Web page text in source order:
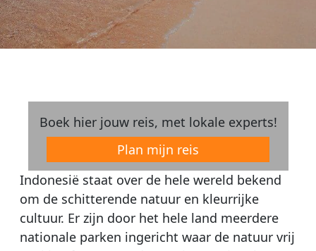
Boek hier jouw reis, met lokale experts!
Plan mijn reis
Indonesië staat over de hele wereld bekend
om de schitterende natuur en kleurrijke
cultuur. Er zijn door het hele land meerdere
nationale parken ingericht waar de natuur vrij